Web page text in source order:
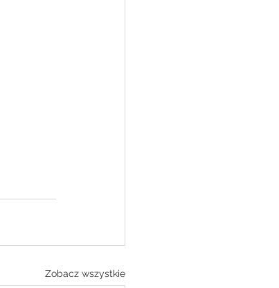
Zobacz wszystkie